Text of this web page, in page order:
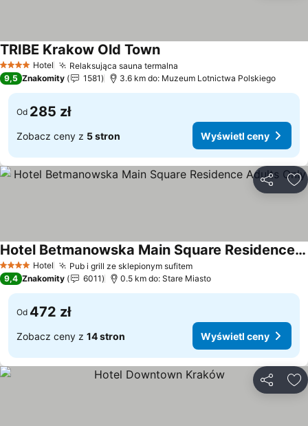
4 KategoriaHotel Relaksująca sauna termalna
TRIBE Krakow Old Town
9,5 Znakomity 1581 3.6 km do: Muzeum Lotnictwa Polskiego
Od 285 zł
Zobacz ceny z 5 stron Wyświetl ceny
4 KategoriaHotel Pub i grill ze sklepionym sufitem
Hotel Betmanowska Main Square Residence Adults Only
9,4 Znakomity 6011 0.5 km do: Stare Miasto
Od 472 zł
Zobacz ceny z 14 stron Wyświetl ceny